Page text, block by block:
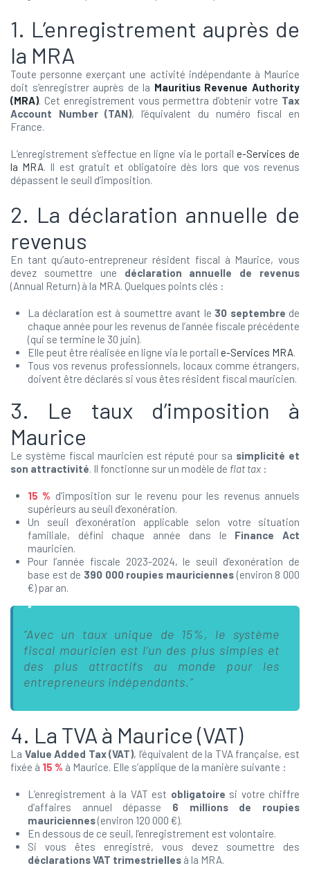
1. L’enregistrement auprès de
la MRA
Toute personne exerçant une activité indépendante à Maurice
doit s’enregistrer auprès de la Mauritius Revenue Authority
(MRA). Cet enregistrement vous permettra d’obtenir votre Tax
Account Number (TAN), l’équivalent du numéro fiscal en
France.
L’enregistrement s’effectue en ligne via le portail e-Services de
la MRA. Il est gratuit et obligatoire dès lors que vos revenus
dépassent le seuil d’imposition.
2. La déclaration annuelle de
revenus
En tant qu’auto-entrepreneur résident fiscal à Maurice, vous
devez soumettre une déclaration annuelle de revenus
(Annual Return) à la MRA. Quelques points clés :
La déclaration est à soumettre avant le 30 septembre de
chaque année pour les revenus de l’année fiscale précédente
(qui se termine le 30 juin).
Elle peut être réalisée en ligne via le portail e-Services MRA.
Tous vos revenus professionnels, locaux comme étrangers,
doivent être déclarés si vous êtes résident fiscal mauricien.
3. Le taux d’imposition à
Maurice
Le système fiscal mauricien est réputé pour sa simplicité et
son attractivité. Il fonctionne sur un modèle de flat tax :
15 % d’imposition sur le revenu pour les revenus annuels
supérieurs au seuil d’exonération.
Un seuil d’exonération applicable selon votre situation
familiale, défini chaque année dans le Finance Act
mauricien.
Pour l’année fiscale 2023-2024, le seuil d’exonération de
base est de 390 000 roupies mauriciennes (environ 8 000
€) par an.
“Avec un taux unique de 15%, le système
fiscal mauricien est l’un des plus simples et
des plus attractifs au monde pour les
entrepreneurs indépendants.”
4. La TVA à Maurice (VAT)
La Value Added Tax (VAT), l’équivalent de la TVA française, est
fixée à 15 % à Maurice. Elle s’applique de la manière suivante :
L’enregistrement à la VAT est obligatoire si votre chiffre
d’affaires annuel dépasse 6 millions de roupies
mauriciennes(environ 120 000 €).
En dessous de ce seuil, l’enregistrement est volontaire.
Si vous êtes enregistré, vous devez soumettre des
déclarations VAT trimestrielles à la MRA.